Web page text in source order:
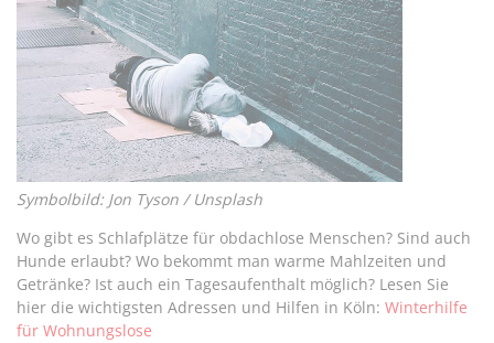
Symbolbild: Jon Tyson / Unsplash
Wo gibt es Schlafplätze für obdachlose Menschen? Sind auch
Hunde erlaubt? Wo bekommt man warme Mahlzeiten und
Getränke? Ist auch ein Tagesaufenthalt möglich? Lesen Sie
hier die wichtigsten Adressen und Hilfen in Köln: Winterhilfe
für Wohnungslose